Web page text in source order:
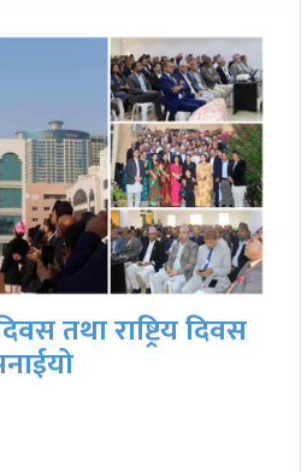
तथा राष्ट्रिय दिवस